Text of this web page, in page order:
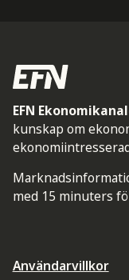
EFN
kunskap om
med 15 minuters
Användarvillkor